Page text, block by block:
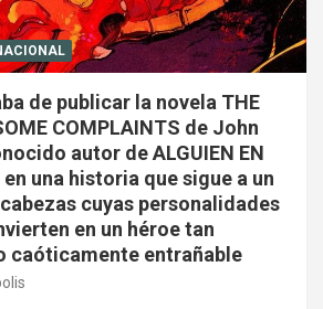
de publicar la novela THE
COMPLAINTS de John
autor de ALGUIEN EN
en una historia que sigue a un
cuyas personalidades
en un héroe tan
caóticamente entrañable